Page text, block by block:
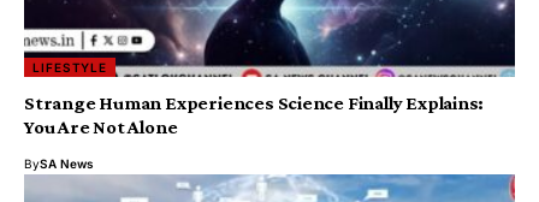
LIFESTYLE
Strange Human Experiences Science Finally Explains:
You Are Not Alone
BySA News